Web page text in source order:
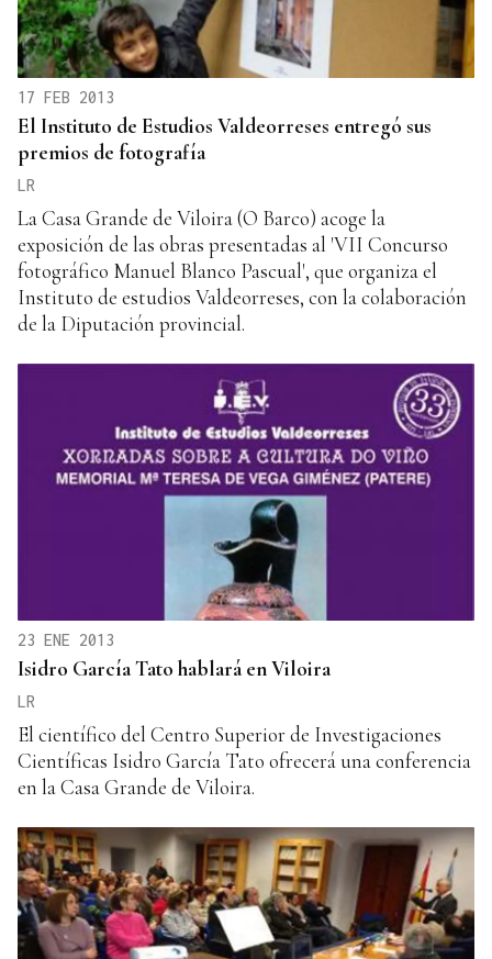
17 FEB 2013
El Instituto de Estudios Valdeorreses entregó sus
premios de fotografía
LR
La Casa Grande de Viloira (O Barco) acoge la
exposición de las obras presentadas al 'VII Concurso
fotográfico Manuel Blanco Pascual', que organiza el
Instituto de estudios Valdeorreses, con la colaboración
de la Diputación provincial.
23 ENE 2013
Isidro García Tato hablará en Viloira
LR
El científico del Centro Superior de Investigaciones
Científicas Isidro García Tato ofrecerá una conferencia
en la Casa Grande de Viloira.